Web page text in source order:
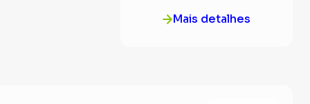
Mais detalhes